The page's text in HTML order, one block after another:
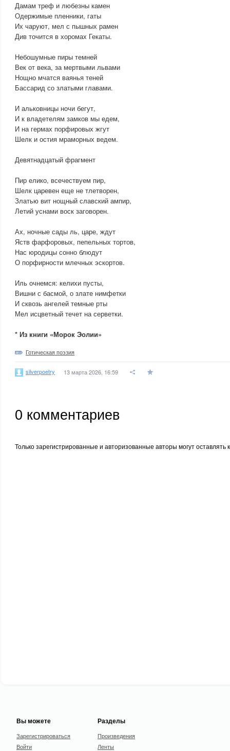
Дамам треф и любезны камен
Одержимые пленники, гаты
Их чаруют, мел с пышных рамен
Див точится в хоромах Гекаты.
Небошумные пиры темней
Век от века, за мертвыми львами
Нощно мчатся ваянья теней
Бассарид со златыми главами.
И альковницы ночи бегут,
И к владетелям замков мы едем,
И на гермах порфировых жгут
Шелк и остия мраморных ведем.
Девятнадцатый фрагмент
Пир елико, всечествуем пир,
Шелк царевен еще не тлетворен,
Златью вит нощный славский ампир,
Летий уснами воск заговорен.
Ах, ночные сады ль, царе, ждут
Яств фарфоровых, пепельных тортов,
Нас юродицы сонно блюдут
О порфирности млечных эскортов.
Иль очнемся: келихи пусты,
Вишни с басмой, о злате нимфетки
И сквозь ангелей темные рты
Мел исцветный течет на серветки.
* Из книги «Морок Эолии»
Готическая поэзия
silverpoetry 13 марта 2026, 16:59
0 комментариев
Только зарегистрированные и авторизованные авторы могут оставлять
Вы можете
Зарегистрироваться
Войти
Разделы
Произведения
Ленты